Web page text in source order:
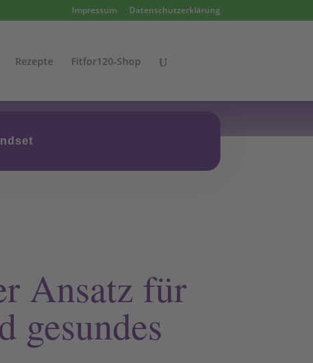
Impressum Datenschutzerklärung
Rezepte Fitfor120-Shop
Ansatz für
gesundes